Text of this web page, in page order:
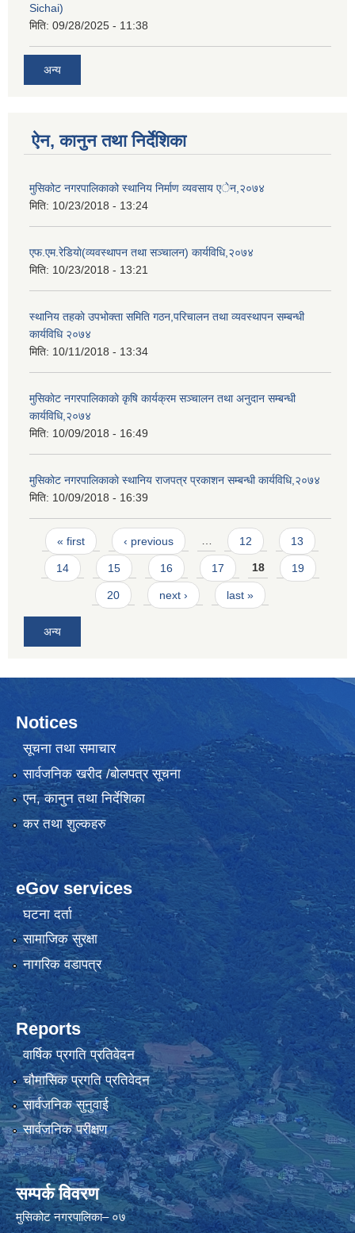
Sichai)
मिति: 09/28/2025 - 11:38
अन्य
ऐन, कानुन तथा निर्देशिका
मुसिकोट नगरपालिकाको स्थानिय निर्माण व्यवसाय एेन,२०७४
मिति: 10/23/2018 - 13:24
एफ.एम.रेडियाे(व्यवस्थापन तथा सञ्चालन) कार्यविधि,२०७४
मिति: 10/23/2018 - 13:21
स्थानिय तहकाे उपभोक्ता समिति गठन,परिचालन तथा व्यवस्थापन सम्बन्धी
कार्यविधि २०७४
मिति: 10/11/2018 - 13:34
मुसिकाेट नगरपालिकाकाे कृषि कार्यक्रम सञ्चालन तथा अनुदान सम्बन्धी
कार्यविधि,२०७४
मिति: 10/09/2018 - 16:49
मुसिकाेट नगरपालिकाकाे स्थानिय राजपत्र प्रकाशन सम्बन्धी कार्यविधि,२०७४
मिति: 10/09/2018 - 16:39
Pages
« first ‹ previous … 12 13
14 15 16 17 18 19
20 next › last »
अन्य
Notices
सूचना तथा समाचार
सार्वजनिक खरीद /बोलपत्र सूचना
एन, कानुन तथा निर्देशिका
कर तथा शुल्कहरु
eGov services
घटना दर्ता
सामाजिक सुरक्षा
नागरिक वडापत्र
Reports
वार्षिक प्रगति प्रतिवेदन
चौमासिक प्रगति प्रतिवेदन
सार्वजनिक सुनुवाई
सार्वजनिक परीक्षण
सम्पर्क विवरण
मुसिकोट नगरपालिका– ०७